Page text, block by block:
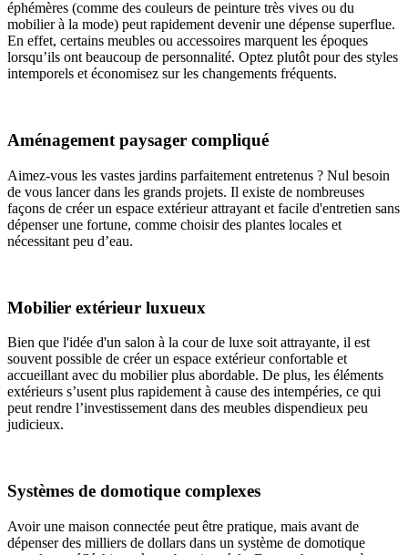
éphémères (comme des couleurs de peinture très vives ou du
mobilier à la mode) peut rapidement devenir une dépense superflue.
En effet, certains meubles ou accessoires marquent les époques
lorsqu’ils ont beaucoup de personnalité. Optez plutôt pour des styles
intemporels et économisez sur les changements fréquents.
Aménagement paysager compliqué
Aimez-vous les vastes jardins parfaitement entretenus ? Nul besoin
de vous lancer dans les grands projets. Il existe de nombreuses
façons de créer un espace extérieur attrayant et facile d'entretien sans
dépenser une fortune, comme choisir des plantes locales et
nécessitant peu d’eau.
Mobilier extérieur luxueux
Bien que l'idée d'un salon à la cour de luxe soit attrayante, il est
souvent possible de créer un espace extérieur confortable et
accueillant avec du mobilier plus abordable. De plus, les éléments
extérieurs s’usent plus rapidement à cause des intempéries, ce qui
peut rendre l’investissement dans des meubles dispendieux peu
judicieux.
Systèmes de domotique complexes
Avoir une maison connectée peut être pratique, mais avant de
dépenser des milliers de dollars dans un système de domotique